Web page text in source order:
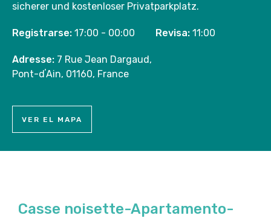
sicherer und kostenloser Privatparkplatz.
Registrarse: 17:00 - 00:00 Revisa: 11:00
Adresse: 7 Rue Jean Dargaud,
Pont-dʼAin, 01160, France
VER EL MAPA
Casse noisette-Apartamento-